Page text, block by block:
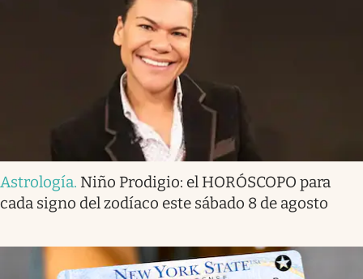
Astrología. Niño Prodigio: el HORÓSCOPO para
cada signo del zodíaco este sábado 8 de agosto